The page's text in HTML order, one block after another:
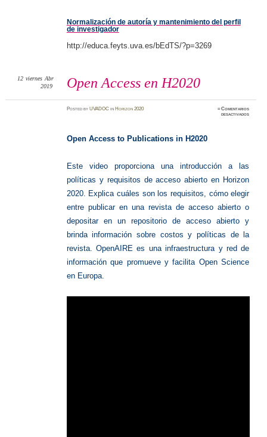
Normalización de autoría y mantenimiento del perfil
de investigador
http://educa.feyts.uva.es/bEdTS/?p=3269
Open Access en H2020
12 viernes Abr
2019
PostedbyUVADOC in Horizon 2020 ≈Comentarios
desactivadosen
Open Access to Publications in H2020
Este video proporciona una introducción a las
políticas y requisitos de acceso abierto en Horizon
2020. Explica cuáles son los requisitos, cómo elegir
entre publicar en una revista de acceso abierto o
depositar en un repositorio de acceso abierto y
brinda información sobre costos y políticas de la
revista. OpenAIRE es una infraestructura y red de
información que promueve y facilita Open Science
en Europa.